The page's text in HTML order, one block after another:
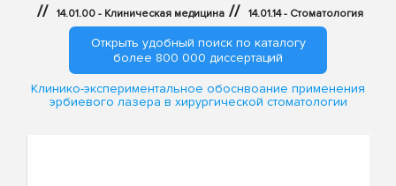
// 14.01.00 - Клиническая медицина // 14.01.14 - Стоматология
Открыть удобный поиск по каталогу
более 800 000 диссертаций
Клинико-экспериментальное обоснвоание применения
эрбиевого лазера в хирургической стоматологии